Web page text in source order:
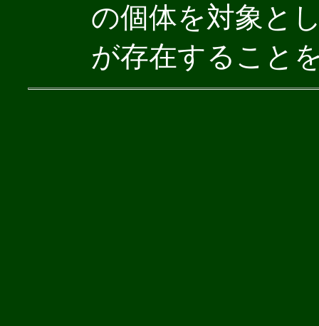
の個体を対象と
が存在すること